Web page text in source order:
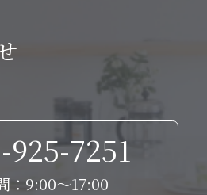
925-7251
：9:00～17:00